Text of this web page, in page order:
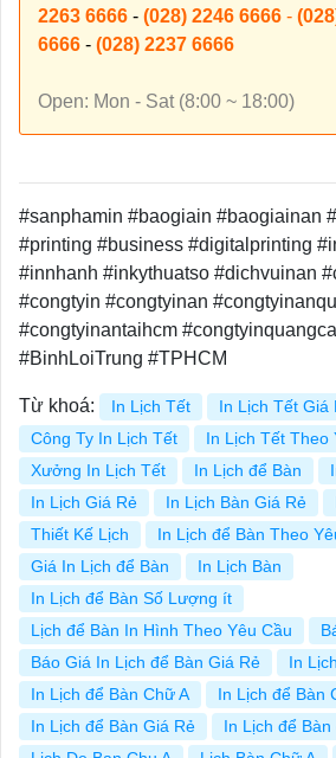
2263 6666 - (028) 2246 6666 -
6666 - (028) 2237 6666
Open: Mon - Sat (8:00 ~ 18:00)
#sanphamin #baogiain #baogiainan
#printing #business #digitalprinting
#innhanh #inkythuatso #dichvuinan
#congtyin #congtyinan
#congtyinantaihcm
#BinhLoiTrung #TPHCM
Từ khoá: In Lịch Tết
In Lịch Tết Giá
Công Ty In Lịch Tết
In Lịch Tết Theo
Xưởng In Lịch Tết
In Lịch để Bàn
In Lịch Giá Rẻ
In Lịch Bàn Giá Rẻ
Thiết Kế Lịch
In Lịch để Bàn Theo
Giá In Lịch để Bàn
In Lịch Bàn
In Lịch để Bàn Số Lượng ít
Lịch để Bàn In Hình Theo Yêu Cầu
Báo Giá In Lịch để Bàn Giá Rẻ
In
In Lịch để Bàn Chữ A
In Lịch để Bàn
In Lịch để Bàn Giá Rẻ
In Lịch để Bàn